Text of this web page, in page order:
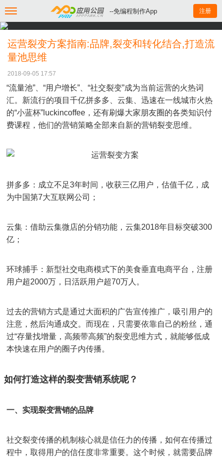
--免编程制作App 注册
运营裂变方案指南:品牌,裂变和转化结合,打造流
量池思维
2018-09-05 17:57
“流量池”、“用户增长”、“社交裂变”成为当前运营的火热词
汇。新流行的项目千亿拼多多、云集、迅速在一线城市火热
的“小蓝杯”luckincoffee，还有刷爆大家朋友圈的各类知识付
费课程，他们的营销策略全部来自新的营销裂变思维。
拼多多：成立不足3年时间，收获三亿用户，估值千亿，成
为中国第7大互联网公司；
云集：借助云集微店的分销功能，云集2018年目标突破300
亿；
环球捕手：新型社交电商模式下的美食垂直电商平台，注册
用户超2000万，日活跃用户超70万人。
过去的营销方式是通过大面积的广告宣传推广，吸引用户的
注意，然后沟通成交。而现在，只需要依靠自己的粉丝，通
过“存量找增量，高频带高频”的裂变思维方式，就能够低成
本快速在用户的圈子内传播。
如何打造这样的裂变营销系统呢？
一、实现裂变营销的品牌
社交裂变传播的机制核心就是信任力的传播，如何在传播过
程中，取得用户的信任度非常重要。这个时候，就需要品牌